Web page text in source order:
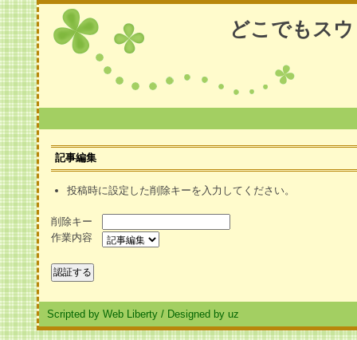
どこでもス
記事編集
投稿時に設定した削除キーを入力してください。
削除キー
作業内容
Scripted by Web Liberty / Designed by uz